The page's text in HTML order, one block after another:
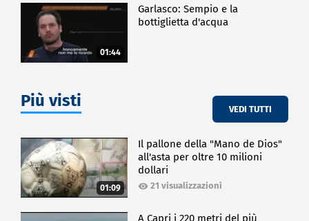
01:44
Garlasco: Sempio e la
bottiglietta d'acqua
Più visti VEDI TUTTI
01:09
Il pallone della "Mano de Dios"
all'asta per oltre 10 milioni
dollari
21 visualizzazioni
A Capri i 220 metri del più